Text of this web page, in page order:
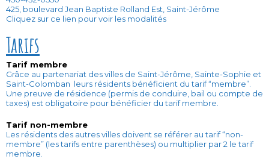
425, boulevard Jean Baptiste Rolland Est, Saint-Jérôme
Cliquez sur ce lien pour voir les modalités
Tarifs
Tarif membre
Grâce au partenariat des villes de Saint-Jérôme, Sainte-Sophie et
Saint-Colomban leurs résidents bénéficient du tarif “membre”.
Une preuve de résidence (permis de conduire, bail ou compte de
taxes) est obligatoire pour bénéficier du tarif membre.
Tarif non-membre
Les résidents des autres villes doivent se référer au tarif “non-
membre” (les tarifs entre parenthèses) ou multiplier par 2 le tarif
membre.